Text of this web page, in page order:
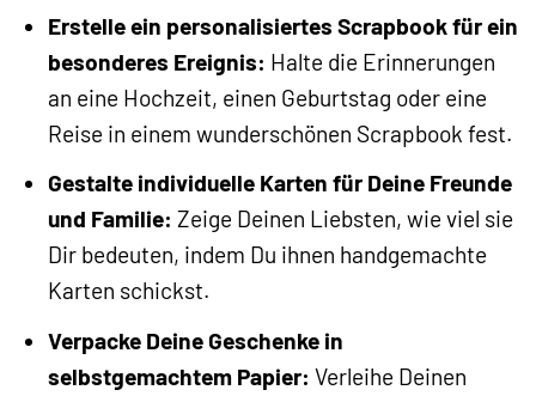
Erstelle ein personalisiertes Scrapbook für ein
besonderes Ereignis: Halte die Erinnerungen
an eine Hochzeit, einen Geburtstag oder eine
Reise in einem wunderschönen Scrapbook fest.
Gestalte individuelle Karten für Deine Freunde
und Familie: Zeige Deinen Liebsten, wie viel sie
Dir bedeuten, indem Du ihnen handgemachte
Karten schickst.
Verpacke Deine Geschenke in
selbstgemachtem Papier: Verleihe Deinen